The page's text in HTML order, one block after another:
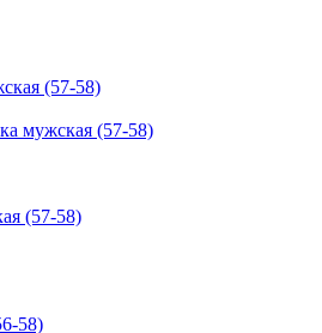
мужская (57-58)
(57-58)